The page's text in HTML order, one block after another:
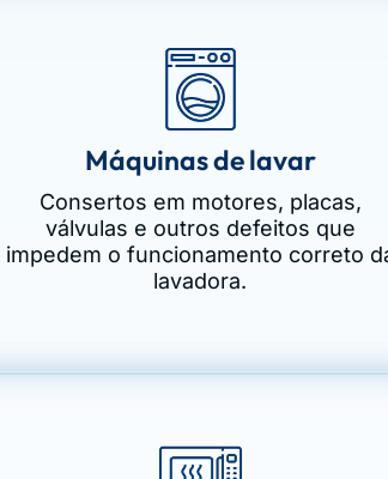
Máquinas de lavar
Consertos em motores, placas,
válvulas e outros defeitos que
impedem o funcionamento correto
lavadora.